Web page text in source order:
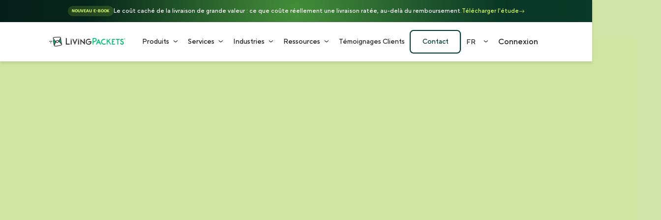
NOUVEAU E-BOOK Le coût caché de la livraison de grande valeur : ce que coûte réellement une livraison ratée, au-delà du remboursement.Télécharger l'étude
Produits Services Industries Ressources Témoignages Clients Contact FR Connexion